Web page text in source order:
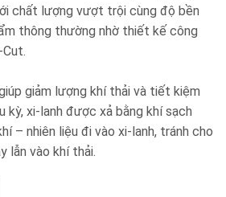
chất lượng vượt trội cùng độ bền
thông thường nhờ thiết kế công
giảm lượng khí thải và tiết kiệm
kỳ, xi-lanh được xả bằng khí sạch
– nhiên liệu đi vào xi-lanh, tránh cho
lẫn vào khí thải.
dùng xăng 1600W Husqvarna 435E số